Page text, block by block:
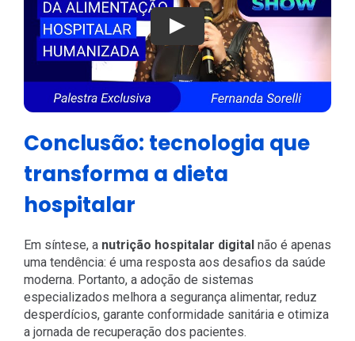
Play
Conclusão: tecnologia que
transforma a dieta
hospitalar
Em síntese, a nutrição hospitalar digital não é apenas
uma tendência: é uma resposta aos desafios da saúde
moderna. Portanto, a adoção de sistemas
especializados melhora a segurança alimentar, reduz
desperdícios, garante conformidade sanitária e otimiza
a jornada de recuperação dos pacientes.